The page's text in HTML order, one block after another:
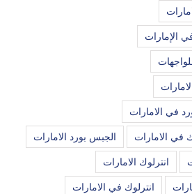
الإمارات
في الامارات
في الامارات الجبس بورد الامارات
انترلوك الامارات
انترلوك في الامارات